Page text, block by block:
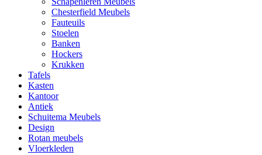
Chesterfield Meubels
Fauteuils
Stoelen
Banken
Hockers
Krukken
Tafels
Kasten
Kantoor
Antiek
Schuitema Meubels
Design
Rotan meubels
Vloerkleden